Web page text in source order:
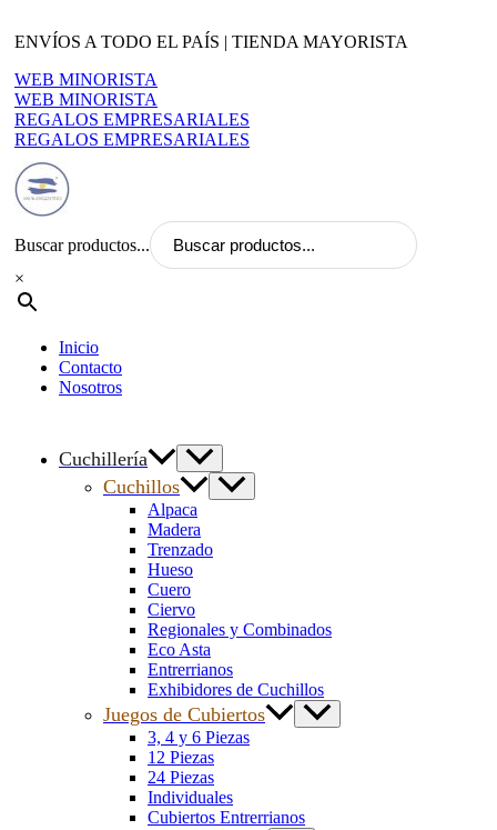
al
ENVÍOS A TODO EL PAÍS | TIENDA MAYORISTA
WEB MINORISTA
WEB MINORISTA
REGALOS EMPRESARIALES
REGALOS EMPRESARIALES
Buscar productos...
×
Inicio
Contacto
Nosotros
Cuchillería
Cuchillos
Alpaca
Madera
Trenzado
Hueso
Cuero
Ciervo
Regionales y Combinados
Eco Asta
Entrerrianos
Exhibidores de Cuchillos
Juegos de Cubiertos
3, 4 y 6 Piezas
12 Piezas
24 Piezas
Individuales
Cubiertos Entrerrianos